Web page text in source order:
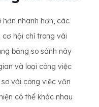
hơn nhanh hơn, các
hội chỉ trong vài
bảng so sánh này
và loại công việc
với công việc văn
có thể khác nhau